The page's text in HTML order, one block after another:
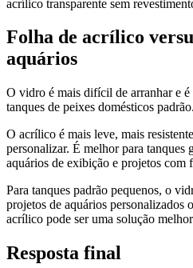
acrílico transparente sem
Folha de acrílico
aquários
O vidro é mais difícil de arranhar e é
tanques de peixes domésticos padrão.
O acrílico é mais leve, mais
personalizar. É melhor para tanques
aquários de exibição e projetos com
Para tanques padrão pequenos, o
projetos de aquários personalizados
acrílico pode ser uma solução
Resposta final